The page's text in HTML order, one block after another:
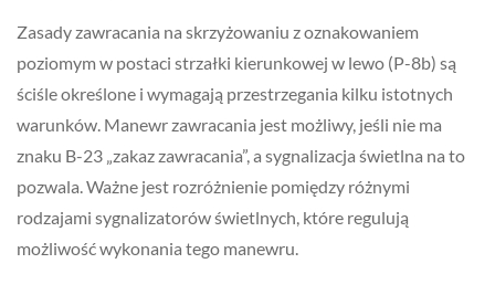
Zasady zawracania na skrzyżowaniu z oznakowaniem
poziomym w postaci strzałki kierunkowej w lewo (P-8b) są
ściśle określone i wymagają przestrzegania kilku istotnych
warunków. Manewr zawracania jest możliwy, jeśli nie ma
znaku B-23 „zakaz zawracania”, a sygnalizacja świetlna na to
pozwala. Ważne jest rozróżnienie pomiędzy różnymi
rodzajami sygnalizatorów świetlnych, które regulują
możliwość wykonania tego manewru.